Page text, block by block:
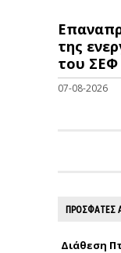
της
του ΣΕΦ
07-08-2026
ΠΡΟΣΦΑΤΕΣ
Διάθεση